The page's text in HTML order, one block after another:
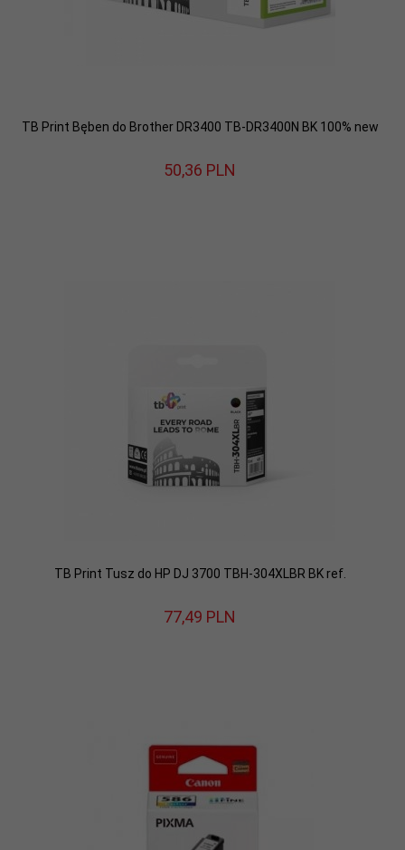
TB Print Bęben do Brother DR3400 TB-DR3400N BK 100% new
50,36 PLN
TB Print Tusz do HP DJ 3700 TBH-304XLBR BK ref.
77,49 PLN